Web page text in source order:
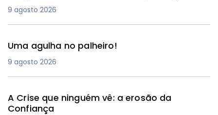
9 agosto 2026
Uma agulha no palheiro!
9 agosto 2026
A Crise que ninguém vê: a erosão da
Confiança